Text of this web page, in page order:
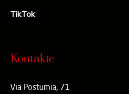
TikTok
Kontakte
Via Postumia, 71